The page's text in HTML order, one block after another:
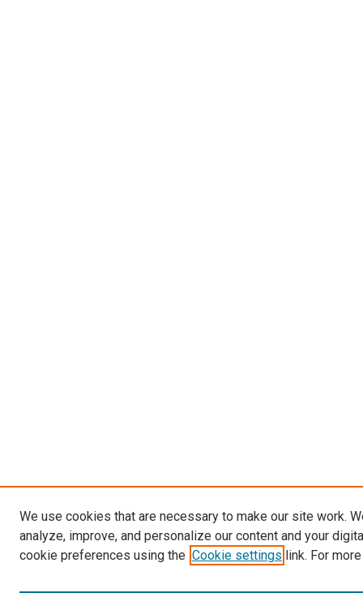
We use cookies that are necessary to make our site work.
analyze, improve, and personalize our content and your
cookie preferences using the Cookie settings link. For